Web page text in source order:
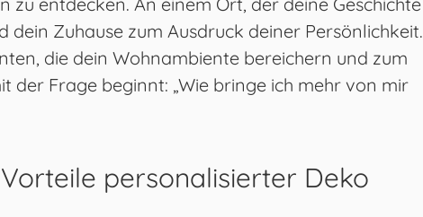
dein Zuhause zum Ausdruck deiner Persönlichkeit.
die dein Wohnambiente bereichern und zum
der Frage beginnt: „Wie bringe ich mehr von mir
personalisierter Deko